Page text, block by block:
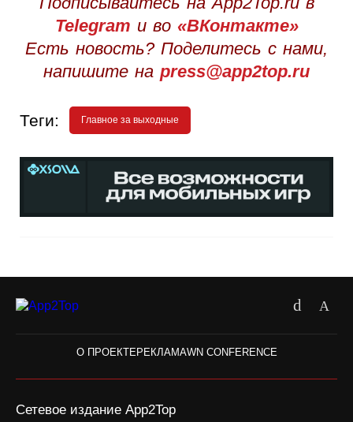
Telegram и во «ВКонтакте»
Есть новость? Поделитесь с нами,
напишите на press@app2top.ru
Теги: Главное за выходные
О ПРОЕКТЕРЕКЛАМАWN CONFERENCE
Сетевое издание App2Top